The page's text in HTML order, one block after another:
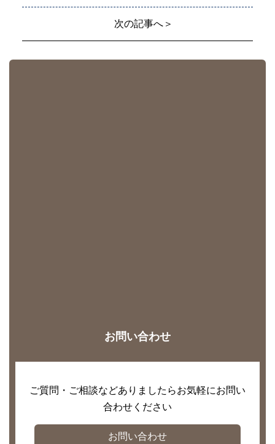
次の記事へ＞
お問い合わせ
ご質問・ご相談などありましたらお気軽にお問い
合わせください
お問い合わせ